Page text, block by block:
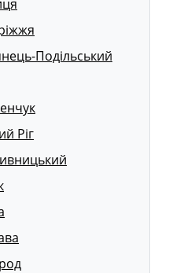
Подільський
Ріг